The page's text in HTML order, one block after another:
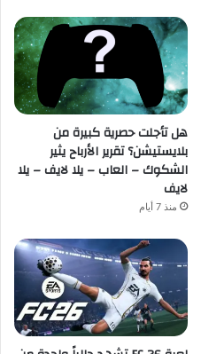
هل تأجلت حصرية كبيرة من
بلايستيشن؟ تقرير الأرباح يثير
الشكوك – العاب – يلا لايف – يلا
لايف
منذ 7 أيام